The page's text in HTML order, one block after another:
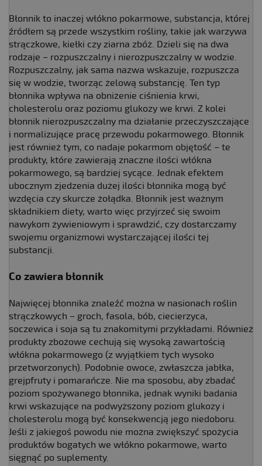
Błonnik to inaczej włókno pokarmowe, substancja, której
źródłem są przede wszystkim rośliny, takie jak warzywa
strączkowe, kiełki czy ziarna zbóż. Dzieli się na dwa
rodzaje – rozpuszczalny i nierozpuszczalny w wodzie.
Rozpuszczalny, jak sama nazwa wskazuje, rozpuszcza
się w wodzie, tworząc żelową substancję. Ten typ
błonnika wpływa na obniżenie ciśnienia krwi,
cholesterolu oraz poziomu glukozy we krwi. Z kolei
błonnik nierozpuszczalny ma działanie przeczyszczające
i normalizujące pracę przewodu pokarmowego. Błonnik
jest również tym, co nadaje pokarmom objętość – te
produkty, które zawierają znaczne ilości włókna
pokarmowego, są bardziej sycące. Jednak efektem
ubocznym zjedzenia dużej ilości błonnika mogą być
wzdęcia czy skurcze żołądka. Błonnik jest ważnym
składnikiem diety, warto więc przyjrzeć się swoim
nawykom żywieniowym i sprawdzić, czy dostarczamy
swojemu organizmowi wystarczającej ilości tej
substancji.
Co zawiera błonnik
Najwięcej błonnika znaleźć można w nasionach roślin
strączkowych – groch, fasola, bób, ciecierzyca,
soczewica i soja są tu znakomitymi przykładami. Również
produkty zbożowe cechują się wysoką zawartością
włókna pokarmowego (z wyjątkiem tych wysoko
przetworzonych). Podobnie owoce, zwłaszcza jabłka,
grejpfruty i pomarańcze. Nie ma sposobu, aby zbadać
poziom spożywanego błonnika, jednak wyniki badania
krwi wskazujące na podwyższony poziom glukozy i
cholesterolu mogą być konsekwencją jego niedoboru.
Jeśli z jakiegoś powodu nie można zwiększyć spożycia
produktów bogatych we włókno pokarmowe, warto
sięgnąć po suplementy.